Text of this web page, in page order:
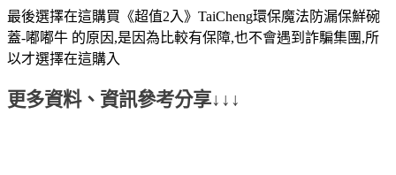
最後選擇在這購買《超值2入》TaiCheng環保魔法防漏保鮮碗
蓋-嘟嘟牛 的原因,是因為比較有保障,也不會遇到詐騙集團,所
以才選擇在這購入
更多資料、資訊參考分享↓↓↓